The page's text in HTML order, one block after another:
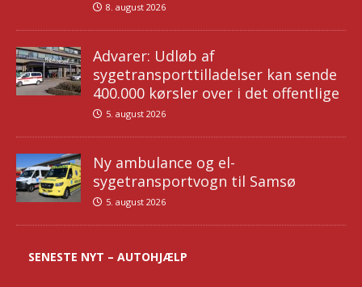
8. august 2026
Advarer: Udløb af
sygetransporttilladelser kan sende
400.000 kørsler over i det offentlige
5. august 2026
Ny ambulance og el-
sygetransportvogn til Samsø
5. august 2026
SENESTE NYT – AUTOHJÆLP